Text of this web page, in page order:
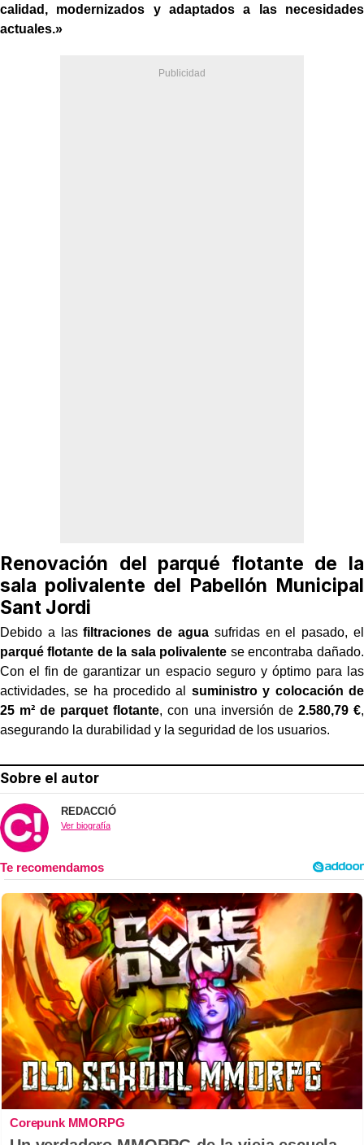
calidad, modernizados y adaptados a las necesidades
actuales.»
Renovación del parqué flotante de la
sala polivalente del Pabellón Municipal
Sant Jordi
Debido a lasfiltraciones de aguasufridas en el pasado, el
parqué flotante de la sala polivalente se encontraba dañado.
Con el fin de garantizar un espacio seguro y óptimo para las
actividades, se ha procedido al suministro y colocación de
25 m² de parquet flotante, con una inversión de 2.580,79 €,
asegurando la durabilidad y la seguridad de los usuarios.
Sobre el autor
REDACCIÓ
Ver biografía
Corepunk MMORPG